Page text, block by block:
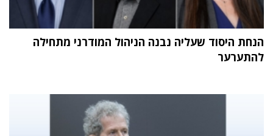
הנחת היסוד שעליה נבנה הניהול המודרני מתחילה
להתערער